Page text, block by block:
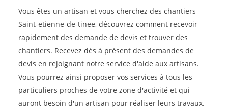
Vous êtes un artisan et vous cherchez des chantiers
Saint-etienne-de-tinee, découvrez comment recevoir
rapidement des demande de devis et trouver des
chantiers. Recevez dès à présent des demandes de
devis en rejoignant notre service d'aide aux artisans.
Vous pourrez ainsi proposer vos services à tous les
particuliers proches de votre zone d'activité et qui
auront besoin d'un artisan pour réaliser leurs travaux.